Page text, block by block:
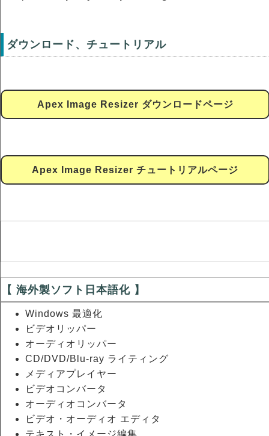
ダウンロード、チュートリアル
Apex Image Resizer ダウンロードページ
Apex Image Resizer チュートリアルページ
【 海外製ソフト日本語化 】
Windows 最適化
ビデオリッパー
オーディオリッパー
CD/DVD/Blu-ray ライティング
メディアプレイヤー
ビデオコンバータ
オーディオコンバータ
ビデオ・オーディオ エディタ
テキスト・イメージ編集